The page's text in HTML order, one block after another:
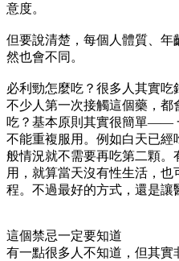
意度。
但要說清楚，每個人體質、年
然也會不同。
必利勁怎麼吃？很多人其實吃
不少人第一次接觸這個藥，
吃？基本原則其實很簡單——
不能重複服用。例如白天已
般情況就不需要再吃第二顆。
用，就算當天沒有性生活，
程。不過最好的方式，還是讓
這個禁忌一定要知道
有一點很多人不知道，但其實